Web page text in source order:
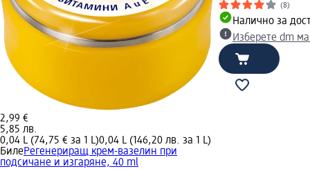
2,99 €
5,85 лв.
0,04 L (74,75 € за 1 L)0,04 L (146,20 лв. за 1 L)
БилеРегенериращ крем-вазелин при
подсичане и изгаряне, 40 ml
(8)
Налично за
Изберете dm